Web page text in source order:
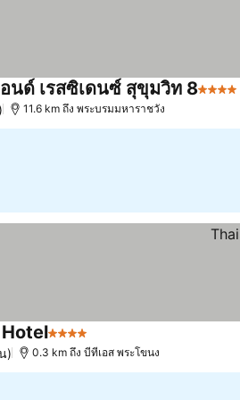
นด์ เรสซิเดนซ์ สุขุมวิท 84 ดาว
11.6 km ถึง พระบรมมหาราชวัง
4 ดาว
) 0.3 km ถึง บีทีเอส พระโขนง